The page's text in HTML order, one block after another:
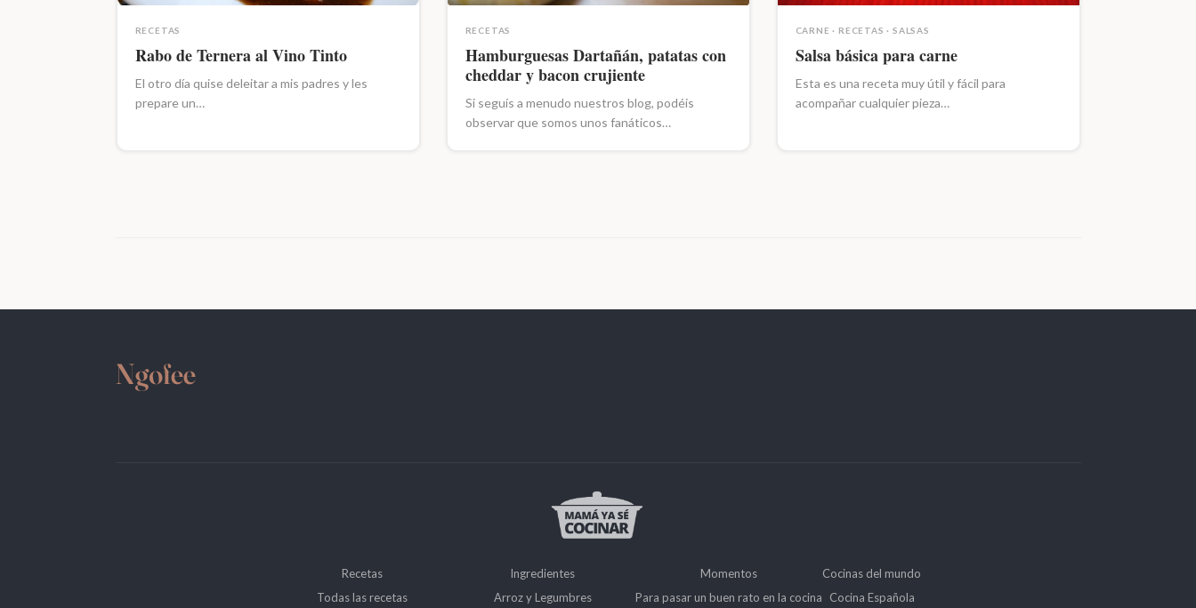
RECETAS
Rabo de Ternera al Vino Tinto
El otro día quise deleitar a mis padres y les
prepare un…
RECETAS
Hamburguesas Dartañán, patatas con
cheddar y bacon crujiente
Si seguís a menudo nuestros blog, podéis
observar que somos unos fanáticos…
CARNE · RECETAS · SALSAS
Salsa básica para carne
Esta es una receta muy útil y fácil para
acompañar cualquier pieza…
Recetas
Todas las recetas
Ingredientes
Arroz y Legumbres
Momentos
Para pasar un buen rato en la cocina
Cocinas del mundo
Cocina Española